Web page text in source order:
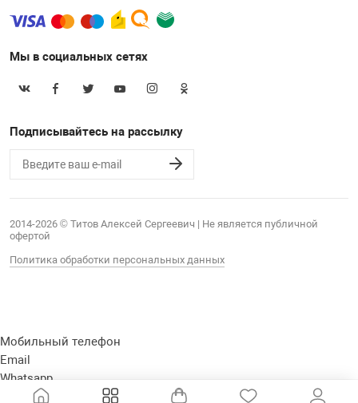
Мы в социальных сетях
Подписывайтесь на рассылку
2014-2026 © Титов Алексей Сергеевич | Не является публичной
офертой
Политика обработки персональных данных
Мобильный телефон
Email
Whatsapp
Whatsapp